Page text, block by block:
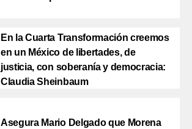
En la Cuarta Transformación creemos
en un México de libertades, de
justicia, con soberanía y democracia:
Claudia Sheinbaum
Asegura Mario Delgado que Morena